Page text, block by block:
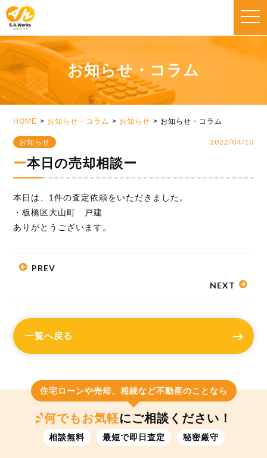
toggle
お知らせ・コラム
HOME お知らせ・コラム お知らせ お知らせ・コラム
お知らせ 2022/04/10
ー本日の売却相談ー
本日は、1件の査定依頼をいただきました。
・板橋区大山町 戸建
ありがとうございます。
PREV
NEXT
一覧へ戻る
住宅ローンや売却、相続など不動産のことなら
何でもお気軽にご相談ください！
相談無料 最短で即日査定 秘密厳守